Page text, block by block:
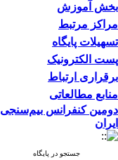
بخش آموزش
مراکز مرتبط
تسهیلات پایگاه
پست الکترونیک
برقراری ارتباط
منابع مطالعاتی
دومین کنفرانس بیم‌سنجی
ایران
جستجو در پایگاه